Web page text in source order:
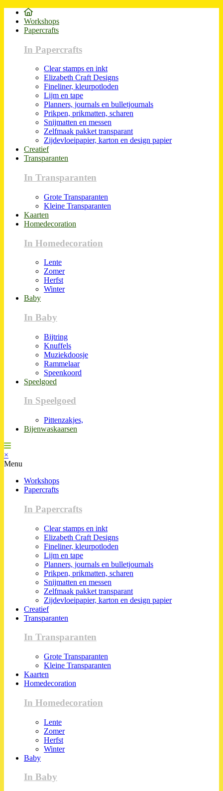
Workshops
Papercrafts
In Papercrafts
Clear stamps en inkt
Elizabeth Craft Designs
Fineliner, kleurpotloden
Lijm en tape
Planners, journals en bulletjournals
Prikpen, prikmatten, scharen
Snijmatten en messen
Zelfmaak pakket transparant
Zijdevloeipapier, karton en design papier
Creatief
Transparanten
In Transparanten
Grote Transparanten
Kleine Transparanten
Kaarten
Homedecoration
In Homedecoration
Lente
Zomer
Herfst
Winter
Baby
In Baby
Bijtring
Knuffels
Muziekdoosje
Rammelaar
Speenkoord
Speelgoed
In Speelgoed
Pittenzakjes,
Bijenwaskaarsen
×
Menu
Workshops
Papercrafts
In Papercrafts
Clear stamps en inkt
Elizabeth Craft Designs
Fineliner, kleurpotloden
Lijm en tape
Planners, journals en bulletjournals
Prikpen, prikmatten, scharen
Snijmatten en messen
Zelfmaak pakket transparant
Zijdevloeipapier, karton en design papier
Creatief
Transparanten
In Transparanten
Grote Transparanten
Kleine Transparanten
Kaarten
Homedecoration
In Homedecoration
Lente
Zomer
Herfst
Winter
Baby
In Baby